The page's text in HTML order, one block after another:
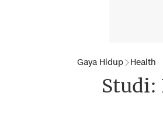
Gaya Hidup Health
Studi: